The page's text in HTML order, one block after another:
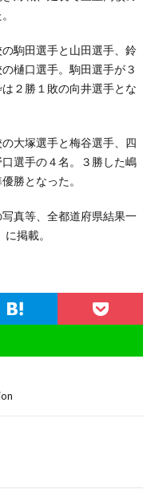
駒田選手と山田選手、鈴
樋口選手。駒田選手が３
２勝１敗の向井選手とな
大塚選手と梅谷選手、四
選手の４名。３勝した嶋
勝となった。
真等、全都道府県結果一
掲載。